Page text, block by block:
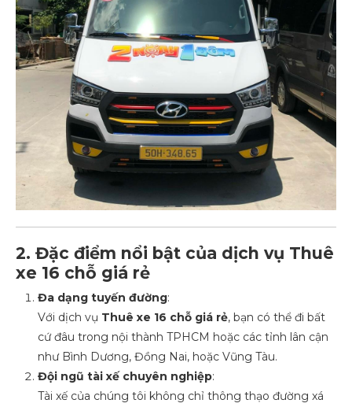
2. Đặc điểm nổi bật của dịch vụ Thuê
xe 16 chỗ giá rẻ
Đa dạng tuyến đường:
Với dịch vụ Thuê xe 16 chỗ giá rẻ, bạn có thể đi bất
cứ đâu trong nội thành TPHCM hoặc các tỉnh lân cận
như Bình Dương, Đồng Nai, hoặc Vũng Tàu.
Đội ngũ tài xế chuyên nghiệp:
Tài xế của chúng tôi không chỉ thông thạo đường xá